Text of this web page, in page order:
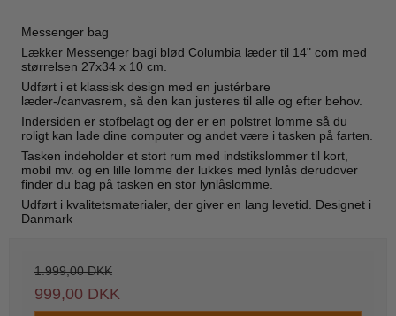
Messenger bag
Lækker Messenger bagi blød Columbia læder til 14" com med
størrelsen 27x34 x 10 cm.
Udført i et klassisk design med en justérbare
læder-/canvasrem, så den kan justeres til alle og efter behov.
Indersiden er stofbelagt og der er en polstret lomme så du
roligt kan lade dine computer og andet være i tasken på farten.
Tasken indeholder et stort rum med indstikslommer til kort,
mobil mv. og en lille lomme der lukkes med lynlås derudover
finder du bag på tasken en stor lynlåslomme.
Udført i kvalitetsmaterialer, der giver en lang levetid. Designet i
Danmark
1.999,00 DKK
999,00 DKK